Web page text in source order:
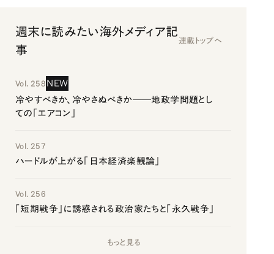
週末に読みたい海外メディア記
事
連載トップへ
Vol. 258 NEW
冷やすべきか、冷やさぬべきか――地政学問題とし
ての「エアコン」
Vol. 257
ハードルが上がる「日本経済楽観論」
Vol. 256
「短期戦争」に誘惑される政治家たちと「永久戦争」
もっと見る